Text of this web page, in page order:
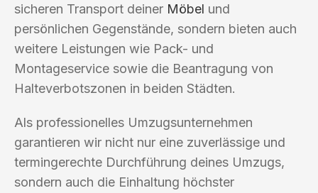
sicheren Transport deiner Möbel und
persönlichen Gegenstände, sondern bieten auch
weitere Leistungen wie Pack- und
Montageservice sowie die Beantragung von
Halteverbotszonen in beiden Städten.
Als professionelles Umzugsunternehmen
garantieren wir nicht nur eine zuverlässige und
termingerechte Durchführung deines Umzugs,
sondern auch die Einhaltung höchster